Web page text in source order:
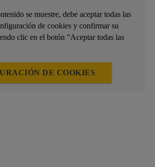
se muestre, debe aceptar todas las
de cookies y confirmar su
clic en el botón "Aceptar todas las
DE COOKIES